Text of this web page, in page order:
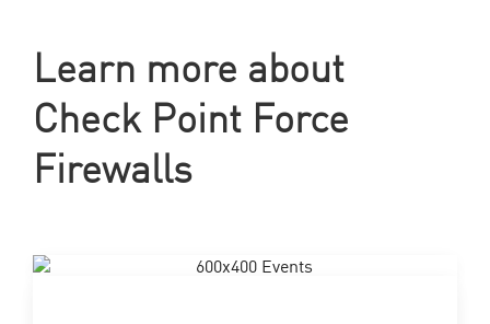
Learn more about
Check Point Force
Firewalls